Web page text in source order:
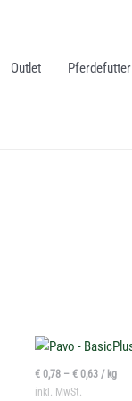
Outlet Pferdefutter
€ 0,78 – € 0,63 / kg
inkl. MwSt.